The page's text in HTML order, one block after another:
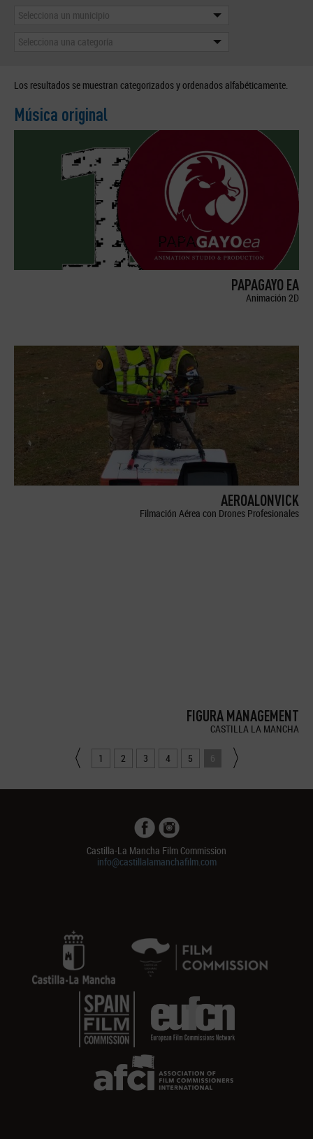
Selecciona un municipio
Selecciona una categoría
Los resultados se muestran categorizados y ordenados alfabéticamente.
Música original
PAPAGAYO EA
Animación 2D
AEROALONVICK
Filmación Aérea con Drones Profesionales
FIGURA MANAGEMENT
CASTILLA LA MANCHA
1 2 3 4 5 6
Castilla-La Mancha Film Commission
info@castillalamanchafilm.com